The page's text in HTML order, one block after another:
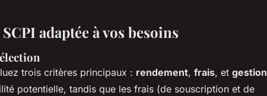
adaptée à vos besoins
trois critères principaux : rendement, frais, et gestion
potentielle, tandis que les frais (de souscription et de